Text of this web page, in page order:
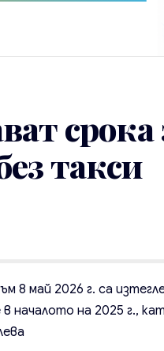
срока
такси
8 май 2026 г. са
началото на 2025 г.,